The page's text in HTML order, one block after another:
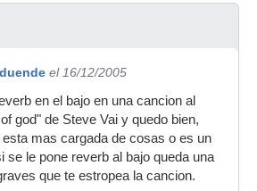
el 16/12/2005
en el bajo en una cancion al
god" de Steve Vai y quedo bien,
mas cargada de cosas o es un
se le pone reverb al bajo queda una
que te estropea la cancion.